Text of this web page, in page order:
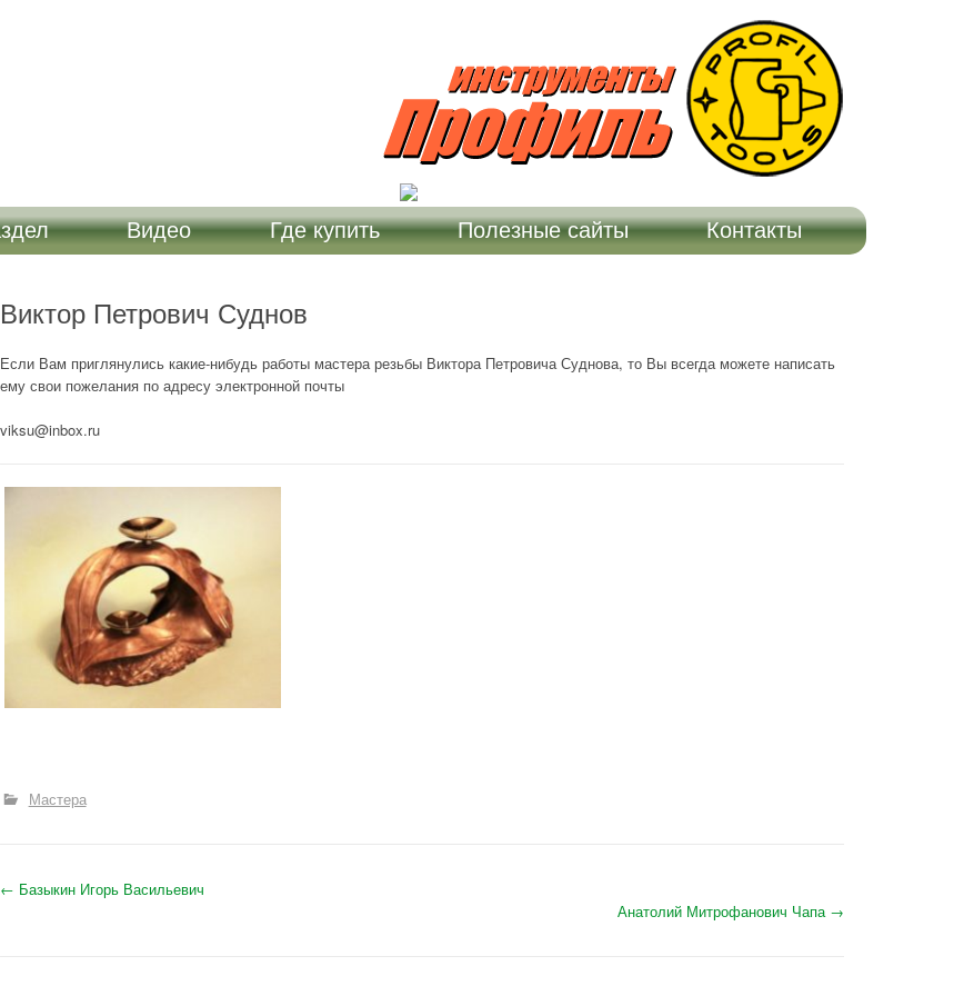
ПРОФИЛЬ, А ТАКЖЕ СОПУТСТВУЮЩИХ ИЗДЕЛИЙ И НЕКОТОРЫХ ДОПОЛНИТЕЛЬНЫХ ПРИСПОСОБЛЕНИЙ. НА СТРАНИЦЕ
СТОРОНЕ НАШИХ ИЗДЕЛИЙ. КРОМЕ ТОГО ВЫ ЗДЕСЬ НАЙДЕТЕ ИНФОРМАЦИЮ О ТОМ, ГДЕ МОЖНО ПРИОБРЕСТИ НАШУ
В РАЗДЕЛЕ "КОНТАКТЫ". ЖЕЛАЕМ ВАМ ПРИЯТНОГО ПРОСМОТРА! :-)
Видео Где купить Полезные сайты Контакты
Виктор Петрович Суднов
Если Вам приглянулись какие-нибудь работы мастера резьбы Виктора Петровича Суднова, то Вы всегда можете написать
ему свои пожелания по адресу электронной почты
viksu@inbox.ru
Мастера
Навигация по записям
← Базыкин Игорь Васильевич
Анатолий Митрофанович Чапа →